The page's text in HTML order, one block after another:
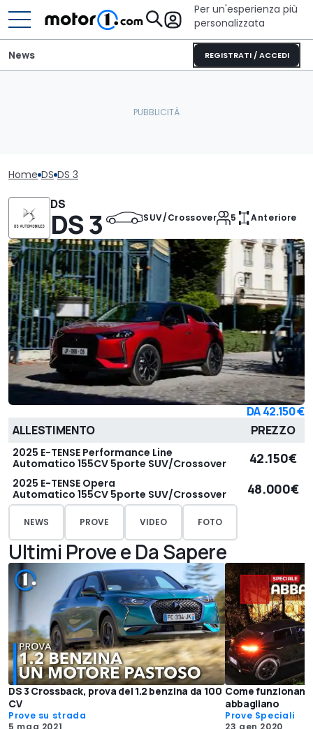
Per un'esperienza più
personalizzata
REGISTRATI / ACCEDI
News
Home DS DS 3
DS
DS 3 SUV/Crossover 5 Anteriore
DA42.150 €
ALLESTIMENTO
PREZZO
2025 E-TENSE Performance Line
Automatico 155CV 5porte SUV/Crossover
42.150€
2025 E-TENSE Opera
Automatico 155CV 5porte SUV/Crossover
48.000€
NEWS PROVE VIDEO FOTO
Ultimi Prove e Da Sapere
DS 3 Crossback, prova del 1.2 benzina da 100
CV
Prove su strada
5 mag 2021
Come
abbagliano
Prove Speciali
23 gen 2020